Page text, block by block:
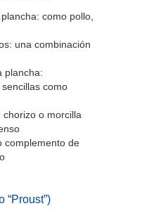
como pollo,
una combinación
plancha:
como
chorizo o morcilla
complemento de
“Proust”)